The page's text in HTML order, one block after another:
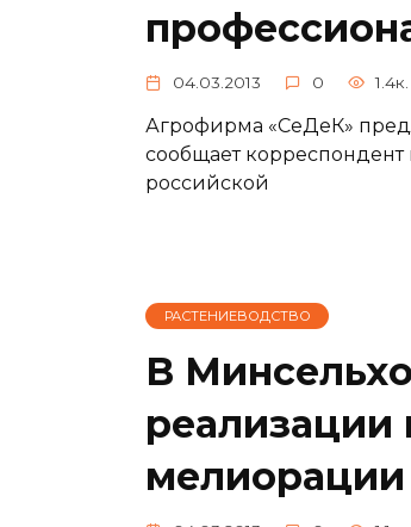
04.03.2013 0 1.4к.
Агрофирма «СеДеК»
сообщает
российской
РАСТЕНИЕВОДСТВО
В
реализации
мелиорации